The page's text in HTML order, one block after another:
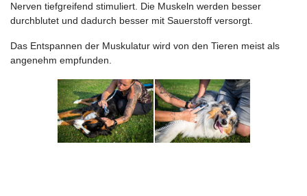
Nerven tiefgreifend stimuliert. Die Muskeln werden besser
durchblutet und dadurch besser mit Sauerstoff versorgt.
Das Entspannen der Muskulatur wird von den Tieren meist als
angenehm empfunden.